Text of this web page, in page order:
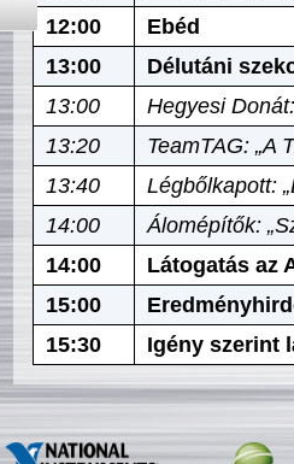
12:00
Ebéd
13:00
Délutáni
13:00
Hegyesi
13:20
TeamTAG: „A
13:40
Légbőlkapott:
14:00
Álomépítők:
14:00
Látogatás az
15:00
15:30
Igény szerint